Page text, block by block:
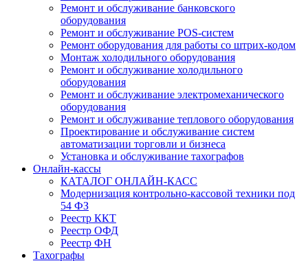
Ремонт и обслуживание банковского
оборудования
Ремонт и обслуживание POS-систем
Ремонт оборудования для работы со штрих-кодом
Монтаж холодильного оборудования
Ремонт и обслуживание холодильного
оборудования
Ремонт и обслуживание электромеханического
оборудования
Ремонт и обслуживание теплового оборудования
Проектирование и обслуживание систем
автоматизации торговли и бизнеса
Установка и обслуживание тахографов
Онлайн-кассы
КАТАЛОГ ОНЛАЙН-КАСС
Модернизация контрольно-кассовой техники под
54 ФЗ
Реестр ККТ
Реестр ОФД
Реестр ФН
Тахографы